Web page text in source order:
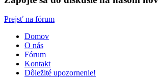
Prejsť na fórum
Domov
O nás
Fórum
Kontakt
Dôležité upozornenie!